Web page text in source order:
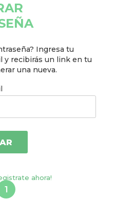
Ingresa tu
y recibirás un link en tu
una nueva.
ahora!